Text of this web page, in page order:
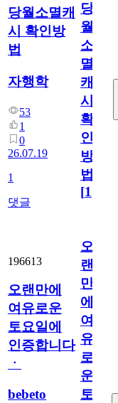
당월소멸캐
시 확인방
법
자행학
53
1
0
26.07.19
1
댓글
당
월
소
멸
캐
시
확
인
방
법
[1]
196613
오랜만에
여유로운
토요일에
인증합니다
ㆍ
bebeto
오
랜
만
에
여
유
로
운
토